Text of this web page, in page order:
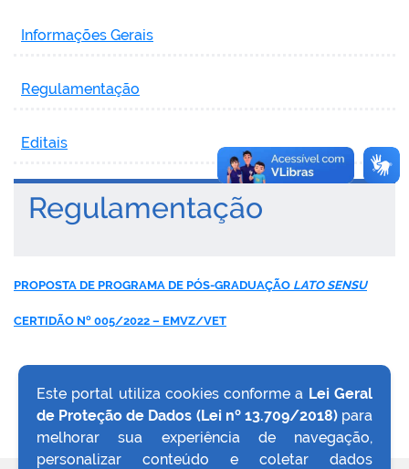
Informações Gerais
Regulamentação
Editais
Regulamentação
PROPOSTA DE PROGRAMA DE PÓS-GRADUAÇÃO LATO SENSU
CERTIDÃO Nº 005/2022 – EMVZ/VET
VOLTAR AO TOPO
Este portal utiliza cookies conforme a Lei Geral
de Proteção de Dados (Lei nº 13.709/2018)para
melhorar sua experiência de navegação,
personalizar conteúdo e coletar dados